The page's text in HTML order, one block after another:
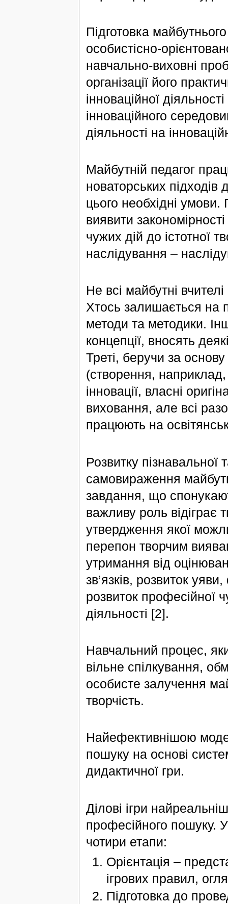
Підготовка
особистісно-
навчально-виховні
організації його
інноваційної
інноваційного
діяльності на
Майбутній педагог
новаторських підходів
цього необхідні умови.
виявити
чужих дій до істотної
наслідування –
Не всі майбутні
Хтось залишається на
методи та методики.
концепції, вносять
Треті, беручи за
(створення, наприклад,
інновації, власні
виховання, але всі
працюють на
Розвитку пізнавальної
самовираження
завдання, що
важливу роль відіграє
утвердження якої
перепон творчим
утримання від
зв’язків, розвиток
розвиток професійної
діяльності [2].
Навчальний процес,
вільне спілкування,
особисте залучення
творчість.
Найефективнішою
пошуку на основі
дидактичної гри.
Ділові ігри
професійного пошуку. У
чотири етапи:
Орієнтація –
ігрових правил,
Підготовка до